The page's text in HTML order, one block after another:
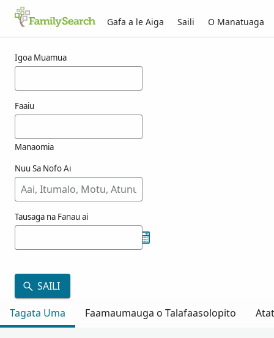
Gafa a le Aiga Saili O Manatuaga
Igoa Muamua
Faaiu
Manaomia
Nuu Sa Nofo Ai
Tausaga na Fanau ai
SAILI
Tagata Uma
Faamaumauga o Talafaasolopito